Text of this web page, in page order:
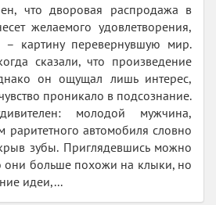
что дворовая распродажа в
желаемого удовлетворения,
картину перевернувшую мир.
сказали, что произведение
он ощущал лишь интерес,
проникало в подсознание.
молодой мужчина,
раритетного автомобиля словно
зубы. Приглядевшись можно
они больше похожи на клыки, но
идеи,...